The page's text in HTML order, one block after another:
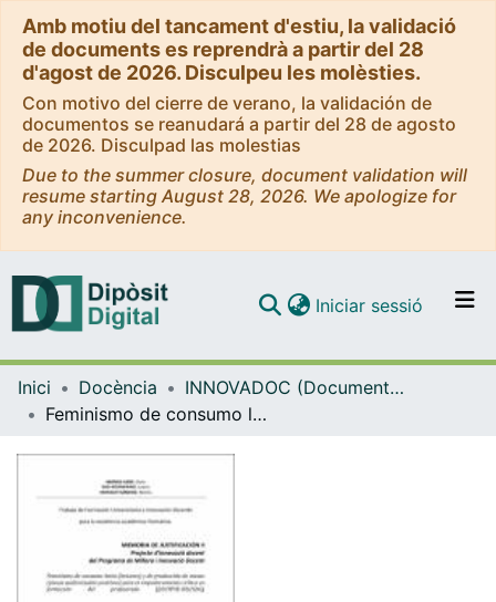
Amb motiu del tancament d'estiu, la validació
de documents es reprendrà a partir del 28
d'agost de 2026. Disculpeu les molèsties.
Con motivo del cierre de verano, la validación de
documentos se reanudará a partir del 28 de agosto
de 2026. Disculpad las molestias
Due to the summer closure, document validation will
resume starting August 28, 2026. We apologize for
any inconvenience.
Navega per tot el DD
Iniciar sessió (current)
Inici Docència
INNOVADOC (Documents d'Innovació Docent)
Feminismo de consumo lento (lecturas) y de producción de masas (piezas audiovisuales positivas) para el empoderamiento crítico en formación del profesorado. Memoria de Justificación II